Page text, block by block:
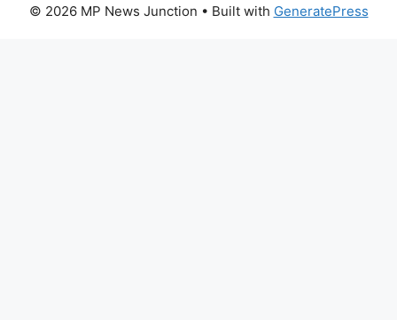
© 2026 MP News Junction • Built with GeneratePress